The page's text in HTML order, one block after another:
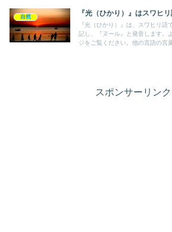
自然 『光（ひかり）』はスワヒ
『光（ひかり）』は、スワヒリ
記し、『ヌール』と発音します。
ジをご覧ください。他の言語の言
スポンサーリンク